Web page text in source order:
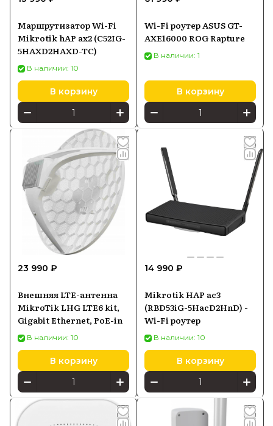
Маршрутизатор Wi-Fi
Mikrotik hAP ax2 (C52IG-
5HAXD2HAXD-TC)
В наличии: 10
В корзину
Wi-Fi роутер ASUS GT-
AXE16000 ROG Rapture
В наличии: 1
В корзину
23 990 ₽
Внешняя LTE-антенна
MikroTik LHG LTE6 kit,
Gigabit Ethernet, PoE-in
В наличии: 10
В корзину
14 990 ₽
Mikrotik HAP ac3
(RBD53iG-5HacD2HnD) -
Wi-Fi роутер
В наличии: 10
В корзину